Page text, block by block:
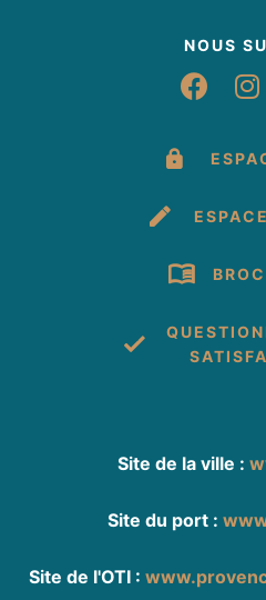
NOUS
Site de la ville :
Site du port :
Site de l'OTI :